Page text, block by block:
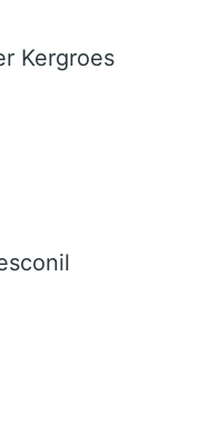
Kergroes